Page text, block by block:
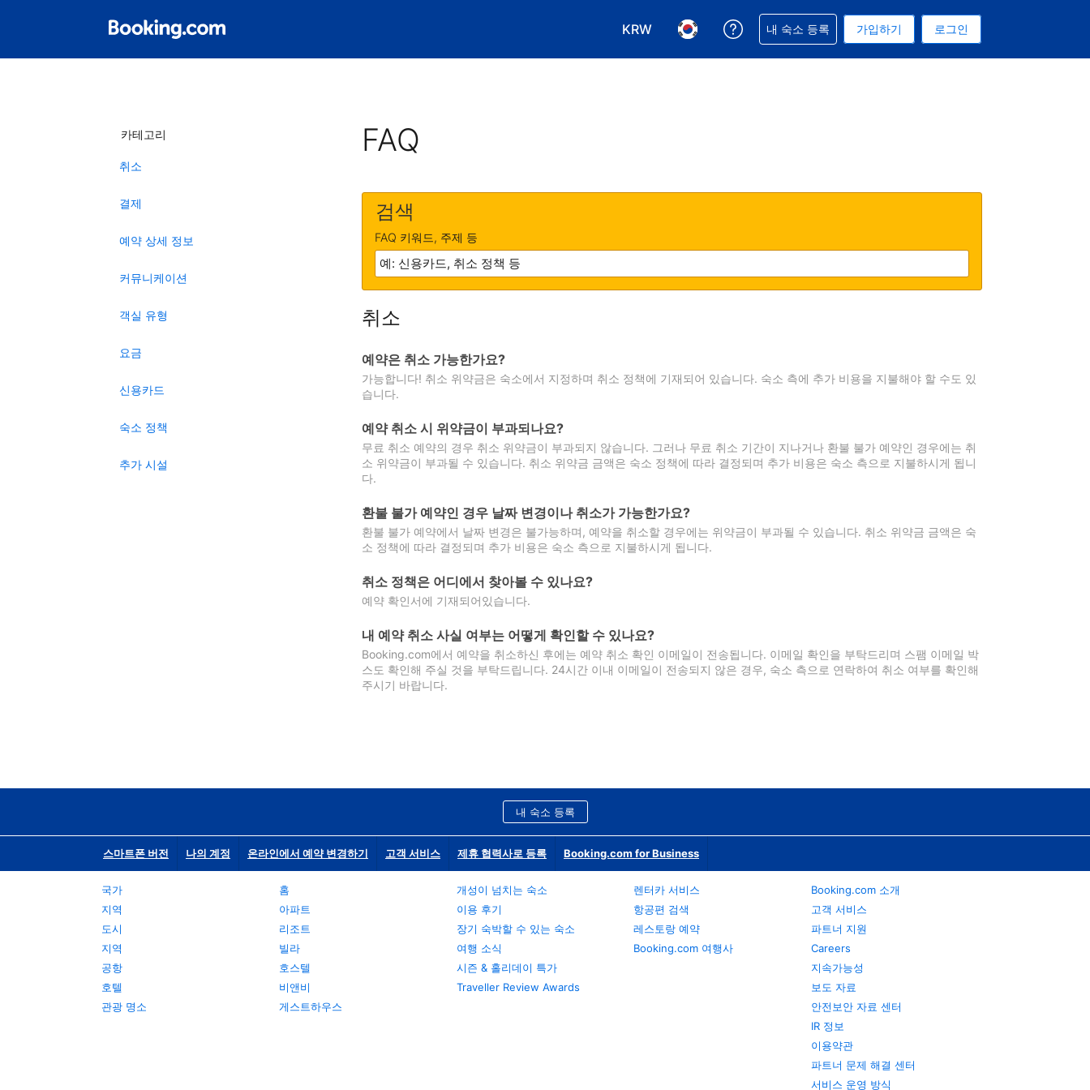
KRW
통화 선택. 현재 선택된 통화는 대한민국 원입니다
언어 선택. 현재 선택된 언어는 한국어입니다
예약과 관련해 도움을 받으실 수 있습니다
내 숙소 등록 가입하기 로그인
카테고리
취소
결제
예약 상세 정보
커뮤니케이션
객실 유형
요금
신용카드
숙소 정책
추가 시설
FAQ
검색
FAQ 키워드, 주제 등
취소
예약은 취소 가능한가요?
가능합니다! 취소 위약금은 숙소에서 지정하며 취소 정책에 기재되어 있습니다. 숙소 측에 추가 비용을 지불해야 할 수도 있
습니다.
예약 취소 시 위약금이 부과되나요?
무료 취소 예약의 경우 취소 위약금이 부과되지 않습니다. 그러나 무료 취소 기간이 지나거나 환불 불가 예약인 경우에는 취
소 위약금이 부과될 수 있습니다. 취소 위약금 금액은 숙소 정책에 따라 결정되며 추가 비용은 숙소 측으로 지불하시게 됩니
다.
환불 불가 예약인 경우 날짜 변경이나 취소가 가능한가요?
환불 불가 예약에서 날짜 변경은 불가능하며, 예약을 취소할 경우에는 위약금이 부과될 수 있습니다. 취소 위약금 금액은 숙
소 정책에 따라 결정되며 추가 비용은 숙소 측으로 지불하시게 됩니다.
취소 정책은 어디에서 찾아볼 수 있나요?
예약 확인서에 기재되어있습니다.
내 예약 취소 사실 여부는 어떻게 확인할 수 있나요?
Booking.com에서 예약을 취소하신 후에는 예약 취소 확인 이메일이 전송됩니다. 이메일 확인을 부탁드리며 스팸 이메일 박
스도 확인해 주실 것을 부탁드립니다. 24시간 이내 이메일이 전송되지 않은 경우, 숙소 측으로 연락하여 취소 여부를 확인해
주시기 바랍니다.
내 숙소 등록
스마트폰 버전 나의 계정 온라인에서 예약 변경하기 고객 서비스 제휴 협력사로 등록 Booking.com for Business
국가
지역
도시
지역
공항
호텔
관광 명소
홈
아파트
리조트
빌라
호스텔
비앤비
게스트하우스
개성이 넘치는 숙소
이용 후기
장기 숙박할 수 있는 숙소
여행 소식
시즌 & 홀리데이 특가
Traveller Review Awards
렌터카 서비스
항공편 검색
레스토랑 예약
Booking.com 여행사
Booking.com 소개
고객 서비스
파트너 지원
Careers
지속가능성
보도 자료
안전보안 자료 센터
IR 정보
이용약관
파트너 문제 해결 센터
서비스 운영 방식